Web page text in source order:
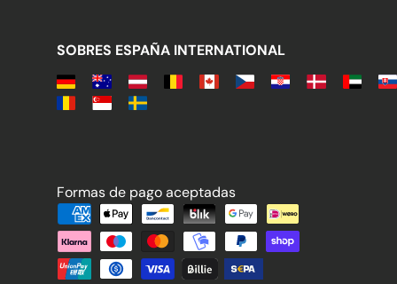
SOBRES ESPAÑA INTERNATIONAL
Formas de pago aceptadas
Formas de pago aceptadas